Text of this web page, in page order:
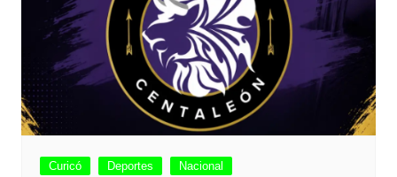
Curicó Deportes Nacional